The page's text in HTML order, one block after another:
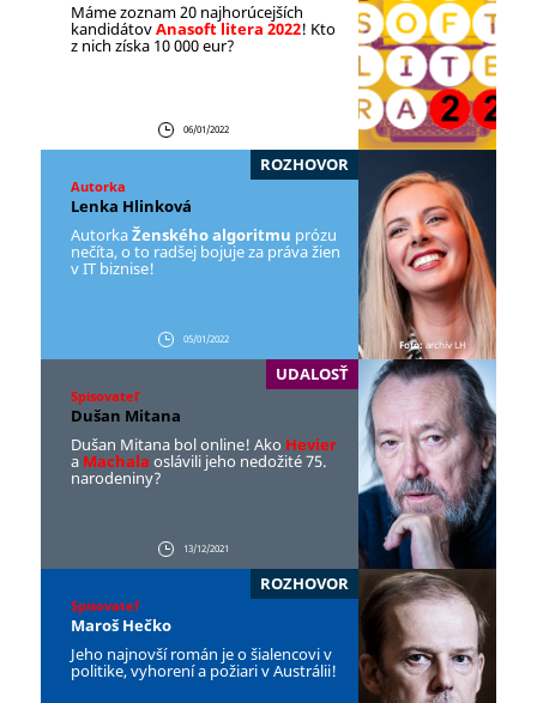
Máme zoznam 20 najhorúcejších
kandidátovAnasoft litera 2022! Kto
z nich získa 10 000 eur?
06/01/2022
ROZHOVOR
Autorka
Lenka Hlinková
AutorkaŽenského algoritmu prózu
nečíta, o to radšej bojuje za práva žien
v IT biznise!
05/01/2022 Foto:archív LH
UDALOSŤ
Spisovateľ
Dušan Mitana
Dušan Mitana bol online! Ako Hevier
a Machala oslávili jeho nedožité 75.
narodeniny?
13/12/2021
ROZHOVOR
Spisovateľ
Maroš Hečko
Jeho najnovší román je o šialencovi v
politike, vyhorení a požiari v Austrálii!